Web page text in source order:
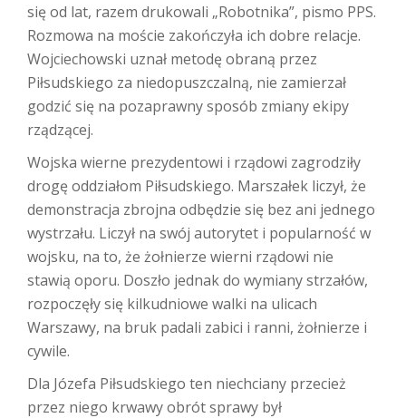
się od lat, razem drukowali „Robotnika”, pismo PPS.
Rozmowa na moście zakończyła ich dobre relacje.
Wojciechowski uznał metodę obraną przez
Piłsudskiego za niedopuszczalną, nie zamierzał
godzić się na pozaprawny sposób zmiany ekipy
rządzącej.
Wojska wierne prezydentowi i rządowi zagrodziły
drogę oddziałom Piłsudskiego. Marszałek liczył, że
demonstracja zbrojna odbędzie się bez ani jednego
wystrzału. Liczył na swój autorytet i popularność w
wojsku, na to, że żołnierze wierni rządowi nie
stawią oporu. Doszło jednak do wymiany strzałów,
rozpoczęły się kilkudniowe walki na ulicach
Warszawy, na bruk padali zabici i ranni, żołnierze i
cywile.
Dla Józefa Piłsudskiego ten niechciany przecież
przez niego krwawy obrót sprawy był